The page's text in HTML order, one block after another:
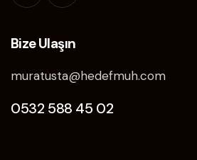
Bize Ulaşın
muratusta@hedefmuh.com
0532 588 45 02